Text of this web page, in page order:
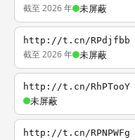
截至 2026 年 未屏蔽
http://t.cn/RPdjfbb
截至 2026 年 未屏蔽
http://t.cn/RhPTooY
未屏蔽
http://t.cn/RPNPWFg